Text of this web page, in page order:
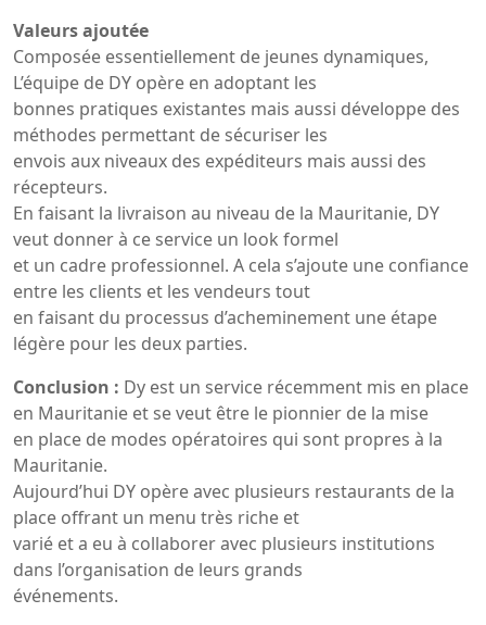
Valeurs ajoutée
Composée essentiellement de jeunes dynamiques,
L’équipe de DY opère en adoptant les
bonnes pratiques existantes mais aussi développe des
méthodes permettant de sécuriser les
envois aux niveaux des expéditeurs mais aussi des
récepteurs.
En faisant la livraison au niveau de la Mauritanie, DY
veut donner à ce service un look formel
et un cadre professionnel. A cela s’ajoute une confiance
entre les clients et les vendeurs tout
en faisant du processus d’acheminement une étape
légère pour les deux parties.
Conclusion : Dy est un service récemment mis en place
en Mauritanie et se veut être le pionnier de la mise
en place de modes opératoires qui sont propres à la
Mauritanie.
Aujourd’hui DY opère avec plusieurs restaurants de la
place offrant un menu très riche et
varié et a eu à collaborer avec plusieurs institutions
dans l’organisation de leurs grands
événements.